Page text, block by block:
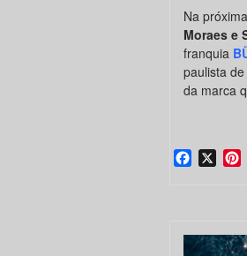
Na
Moraes e
franquia
paulista
da marca
X